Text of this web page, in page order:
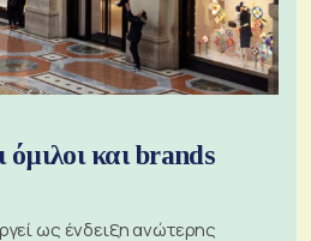
όμιλοι και brands
ως ένδειξη ανώτερης